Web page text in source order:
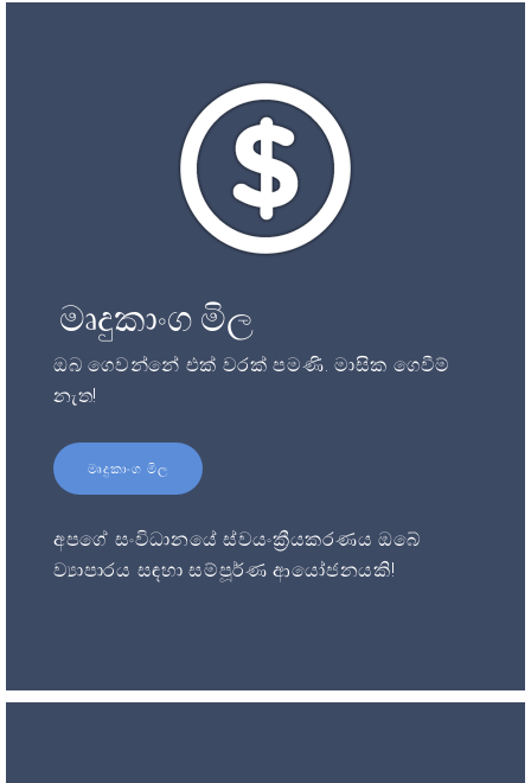
මෘදුකාංග මිල
ඔබ ගෙවන්නේ එක් වරක් පමණි. මාසික ගෙවීම්
නැත!
මෘදුකාංග මිල
අපගේ සංවිධානයේ ස්වයංක්‍රීයකරණය ඔබේ
ව්‍යාපාරය සඳහා සම්පූර්ණ ආයෝජනයකි!